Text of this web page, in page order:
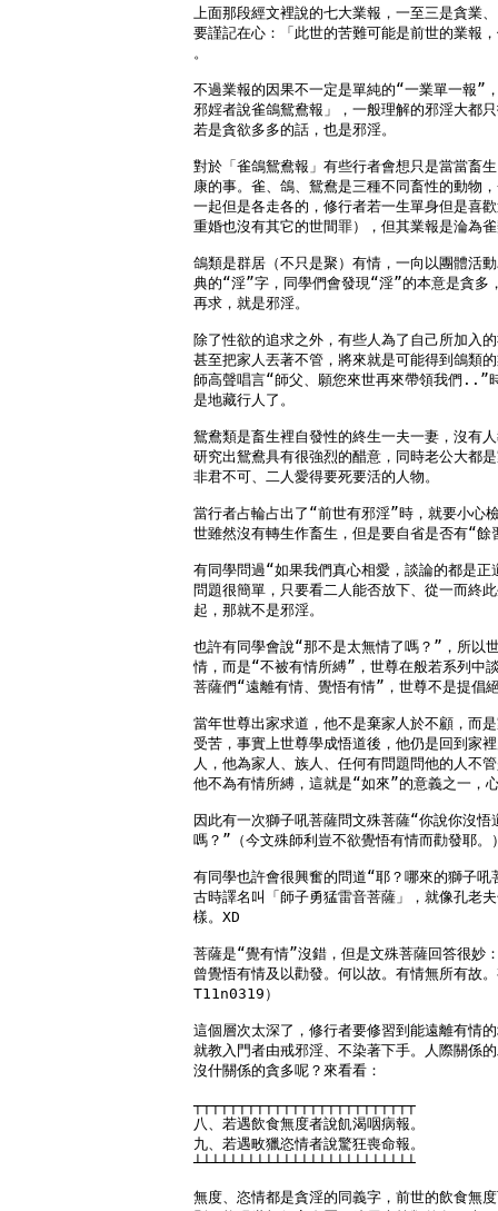
上面那段經文裡說的七大業報，一至三是貪業
要謹記在心：「此世的苦難可能是前世的業報
。
不過業報的因果不一定是單純的“一業單一報”
邪婬者說雀鴿鴛鴦報」，一般理解的邪淫大都
若是貪欲多多的話，也是邪淫。
對於「雀鴿鴛鴦報」有些行者會想只是當當畜
康的事。雀、鴿、鴛鴦是三種不同畜性的動物
一起但是各走各的，修行者若一生單身但是喜
重婚也沒有其它的世間罪），但其業報是淪為
鴿類是群居（不只是聚）有情，一向以團體活
典的“淫”字，同學們會發現“淫”的本意是貪多
再求，就是邪淫。
除了性欲的追求之外，有些人為了自己所加入
甚至把家人丟著不管，將來就是可能得到鴿類
師高聲唱言“師父、願您來世再來帶領我們..”
是地藏行人了。
鴛鴦類是畜生裡自發性的終生一夫一妻，沒有
研究出鴛鴦具有很強烈的醋意，同時老公大都
非君不可、二人愛得要死要活的人物。
當行者占輪占出了“前世有邪淫”時，就要小心
世雖然沒有轉生作畜生，但是要自省是否有“餘
有同學問過“如果我們真心相愛，談論的都是
問題很簡單，只要看二人能否放下、從一而終
起，那就不是邪淫。
也許有同學會說“那不是太無情了嗎？”，所以
情，而是“不被有情所縛”，世尊在般若系列中
菩薩們“遠離有情、覺悟有情”，世尊不是提倡
當年世尊出家求道，他不是棄家人於不顧，而
受苦，事實上世尊學成悟道後，他仍是回到家
人，他為家人、族人、任何有問題問他的人不
他不為有情所縛，這就是“如來”的意義之一，
因此有一次獅子吼菩薩問文殊菩薩“你說你沒
嗎？”（今文殊師利豈不欲覺悟有情而勸發耶。
有同學也許會很興奮的問道“耶？哪來的獅子
古時譯名叫「師子勇猛雷音菩薩」，就像孔老
樣。XD
菩薩是“覺有情”沒錯，但是文殊菩薩回答很妙
曾覺悟有情及以勸發。何以故。有情無所有故
T11n0319）
這個層次太深了，修行者要修習到能遠離有情
就教入門者由戒邪淫、不染著下手。人際關係
沒什關係的貪多呢？來看看：
┬┬┬┬┬┬┬┬┬┬┬┬┬┬┬┬┬┬┬┬┬┬┬┬┬
八、若遇飲食無度者說飢渴咽病報。
九、若遇畋獵恣情者說驚狂喪命報。
┴┴┴┴┴┴┴┴┴┴┴┴┴┴┴┴┴┴┴┴┴┴┴┴┴
無度、恣情都是貪淫的同義字，前世的飲食無